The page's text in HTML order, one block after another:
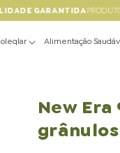
GARANTIDA
Alimentação
New
grânulos